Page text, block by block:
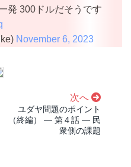
発 300ドルだそうです
November 6, 2023
次へ
ユダヤ問題のポイント
（終編） ― 第４話 ― 民
衆側の課題